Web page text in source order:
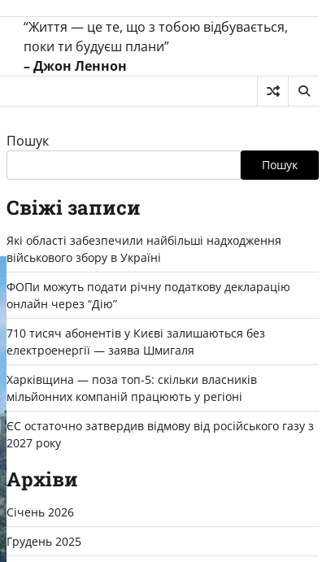
“Життя — це те, що з тобою відбувається,
поки ти будуєш плани”
– Джон Леннон
Пошук
Пошук
Свіжі записи
Які області забезпечили найбільші надходження
військового збору в Україні
ФОПи можуть подати річну податкову декларацію
онлайн через “Дію”
710 тисяч абонентів у Києві залишаються без
електроенергії — заява Шмигаля
Харківщина — поза топ-5: скільки власників
мільйонних компаній працюють у регіоні
ЄС остаточно затвердив відмову від російського газу з
2027 року
Архіви
Січень 2026
Грудень 2025